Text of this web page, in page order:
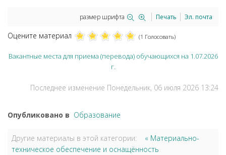
размер шрифта Печать Эл. почта
Оцените материал (1 Голосовать)
Вакантные места для приема (перевода) обучающихся на 1.07.2026
г.
Последнее изменение Понедельник, 06 июля 2026 13:24
Опубликовано в Образование
Другие материалы в этой категории:
« Материально-
техническое обеспечение и оснащённость